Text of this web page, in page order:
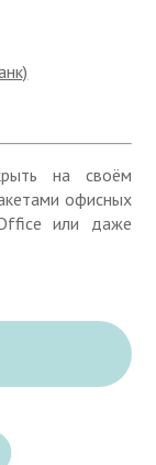
на своём
офисных
или даже